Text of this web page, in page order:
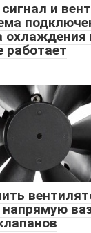
и
охлаждения
работает